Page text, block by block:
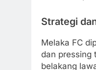
Strategi
Melaka FC
dan pressing
belakang